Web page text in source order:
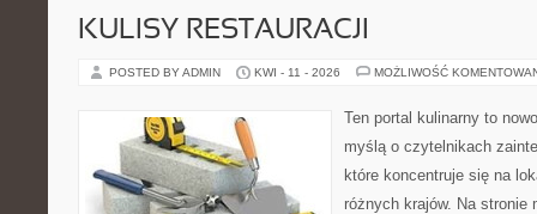
KULISY RESTAURACJI
POSTED BY ADMIN KWI - 11 - 2026 MOŻLIWOŚĆ
Ten portal kulinarny to
myślą o czytelnikach
które koncentruje się na
różnych krajów. Na stronie